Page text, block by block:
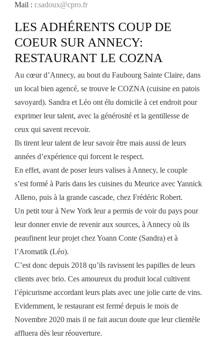
Mail : r.sadoux@cpro.fr
LES ADHÉRENTS COUP DE
COEUR SUR ANNECY:
RESTAURANT LE COZNA
Au cœur d’Annecy, au bout du Faubourg Sainte Claire, dans
un local bien agencé, se trouve le COZNA (cuisine en patois
savoyard). Sandra et Léo ont élu domicile à cet endroit pour
exprimer leur talent, avec la générosité et la gentillesse de
ceux qui savent recevoir.
Ils tirent leur talent de leur savoir être mais aussi de leurs
années d’expérience qui forcent le respect.
En effet, avant de poser leurs valises à Annecy, le couple
s’est formé à Paris dans les cuisines du Meurice avec Yannick
Alleno, puis à la grande cascade, chez Frédéric Robert.
Un petit tour à New York leur a permis de voir du pays pour
leur donner envie de revenir aux sources, à Annecy où ils
peaufinent leur projet chez Yoann Conte (Sandra) et à
l’Aromatik (Léo).
C’est donc depuis 2018 qu’ils ravissent les papilles de leurs
clients avec brio. Ces amoureux du produit local cultivent
l’épicurisme accordant leurs plats avec une jolie carte de vins.
Evidemment, le restaurant est fermé depuis le mois de
Novembre 2020 mais il ne fait aucun doute que leur clientèle
affluera dès leur réouverture.